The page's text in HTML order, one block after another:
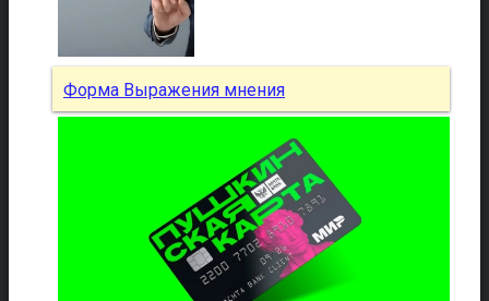
Форма Выражения мнения